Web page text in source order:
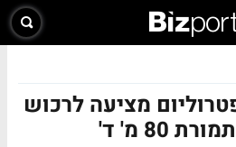
מציעה לרכוש
80 מ' ד'